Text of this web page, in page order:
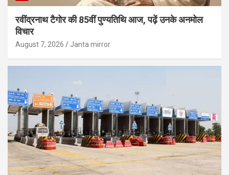
रवींद्रनाथ टैगोर की 85वीं पुण्यतिथि आज, पढ़ें उनके अनमोल
विचार
August 7, 2026 Janta mirror